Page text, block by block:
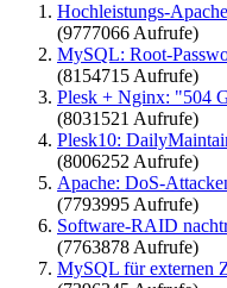
Hochleistungs-
(9777066 Aufrufe)
MySQL: Root-
(8154715 Aufrufe)
Plesk + Nginx: "504
(8031521 Aufrufe)
Plesk10:
(8006252 Aufrufe)
Apache: DoS-
(7793995 Aufrufe)
Software-RAID
(7763878 Aufrufe)
MySQL für externen